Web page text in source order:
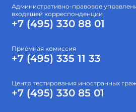
Административно-правовое
входящей корреспонденции
+7 (495) 330 88 01
Приёмная комиссия
+7 (495) 335 11 33
Центр тестирования иностранных
+7 (495) 330 85 01